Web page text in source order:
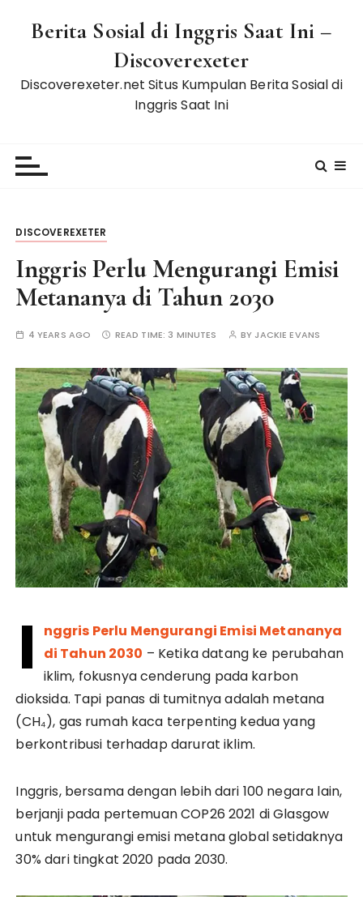
Berita Sosial di Inggris Saat Ini –
Discoverexeter
Discoverexeter.net Situs Kumpulan Berita Sosial di
Inggris Saat Ini
DISCOVEREXETER
Inggris Perlu Mengurangi Emisi
Metananya di Tahun 2030
4 YEARS AGO READ TIME: 3 MINUTES BY JACKIE EVANS
I
nggris Perlu Mengurangi Emisi Metananya
di Tahun 2030 – Ketika datang ke perubahan
iklim, fokusnya cenderung pada karbon
dioksida. Tapi panas di tumitnya adalah metana
(CH₄), gas rumah kaca terpenting kedua yang
berkontribusi terhadap darurat iklim.
Inggris, bersama dengan lebih dari 100 negara lain,
berjanji pada pertemuan COP26 2021 di Glasgow
untuk mengurangi emisi metana global setidaknya
30% dari tingkat 2020 pada 2030.